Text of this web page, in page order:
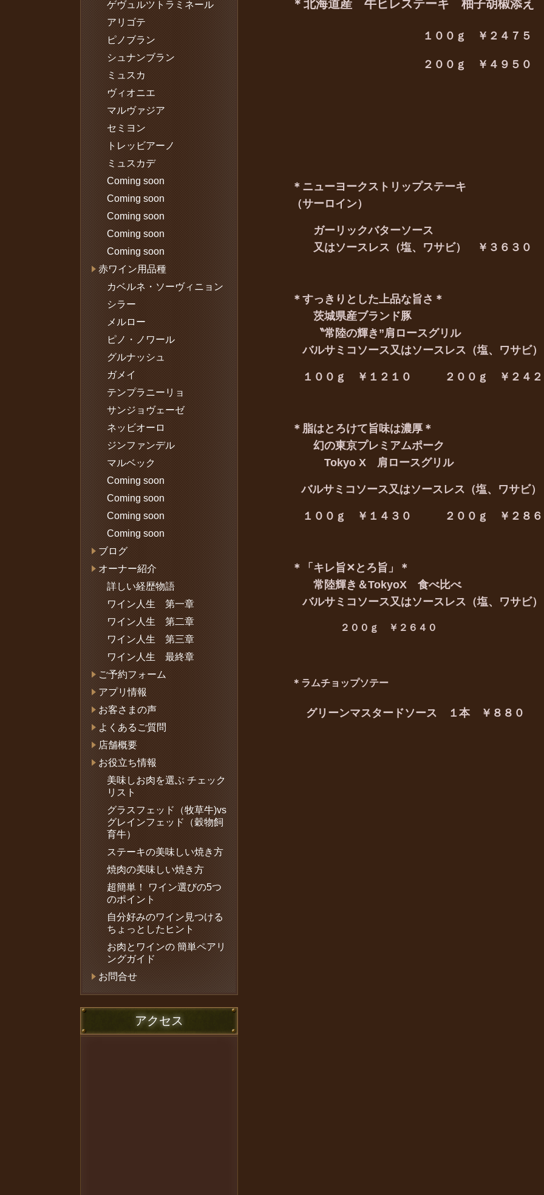
＊北海道産 牛ヒレステーキ 柚子胡椒添え
１００ｇ ￥２４７５
２００ｇ ￥４９５０
＊ニューヨークストリップステーキ
（サーロイン）
ガーリックバターソース
又はソースレス（塩、ワサビ） ￥３６３０
＊すっきりとした上品な旨さ＊
茨城県産ブランド豚
〝常陸の輝き”肩ロースグリル
バルサミコソース又はソースレス（塩、ワサビ）
１００ｇ ￥１２１０ ２００ｇ ￥２４２
＊脂はとろけて旨味は濃厚＊
幻の東京プレミアムポーク
Tokyo X 肩ロースグリル
バルサミコソース又はソースレス（塩、ワサビ）
１００ｇ ￥１４３０ ２００ｇ ￥２８６
＊「キレ旨✕とろ旨」＊
常陸輝き＆TokyoX 食べ比べ
バルサミコソース又はソースレス（塩、ワサビ）
２００ｇ ￥２６４０
＊ラムチョップソテー
グリーンマスタードソース １本 ￥８８０
ゲヴュルツトラミネール
アリゴテ
ピノブラン
シュナンブラン
ミュスカ
ヴィオニエ
マルヴァジア
セミヨン
トレッビアーノ
ミュスカデ
Coming soon
Coming soon
Coming soon
Coming soon
Coming soon
赤ワイン用品種
カベルネ・ソーヴィニョン
シラー
メルロー
ピノ・ノワール
グルナッシュ
ガメイ
テンプラニーリョ
サンジョヴェーゼ
ネッビオーロ
ジンファンデル
マルベック
Coming soon
Coming soon
Coming soon
Coming soon
ブログ
オーナー紹介
詳しい経歴物語
ワイン人生 第一章
ワイン人生 第二章
ワイン人生 第三章
ワイン人生 最終章
ご予約フォーム
アプリ情報
お客さまの声
よくあるご質問
店舗概要
お役立ち情報
美味しお肉を選ぶ チェック
リスト
グラスフェッド（牧草牛)vs
グレインフェッド（穀物飼
育牛）
ステーキの美味しい焼き方
焼肉の美味しい焼き方
超簡単！ ワイン選びの5つ
のポイント
自分好みのワイン見つける
ちょっとしたヒント
お肉とワインの 簡単ペアリ
ングガイド
お問合せ
アクセス